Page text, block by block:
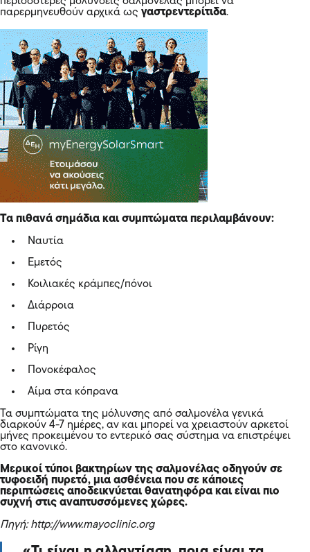
παρερμηνευθούν αρχικά ως γαστρεντερίτιδα.
Τα πιθανά σημάδια και συμπτώματα περιλαμβάνουν:
Ναυτία
Εμετός
Κοιλιακές κράμπες/πόνοι
Διάρροια
Πυρετός
Ρίγη
Πονοκέφαλος
Αίμα στα κόπρανα
Τα συμπτώματα της μόλυνσης από σαλμονέλα γενικά
διαρκούν 4-7 ημέρες, αν και μπορεί να χρειαστούν αρκετοί
μήνες προκειμένου το εντερικό σας σύστημα να επιστρέψει
στο κανονικό.
Μερικοί τύποι βακτηρίων της σαλμονέλας οδηγούν σε
τυφοειδή πυρετό, μια ασθένεια που σε κάποιες
περιπτώσεις αποδεικνύεται θανατηφόρα και είναι πιο
συχνή στις αναπτυσσόμενες χώρες.
Πηγή: http://www.mayoclinic.org